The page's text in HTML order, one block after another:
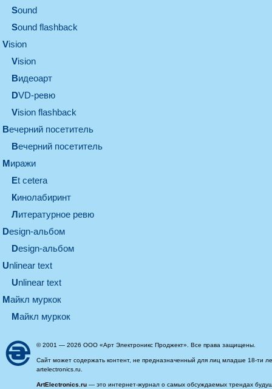
sound
Sound flashback
vision
vision
видеоарт
DVD-ревю
Vision flashback
вечерний посетитель
вечерний посетитель
миражи
et cetera
кинолабиринт
литературное ревю
design-альбом
design-альбом
unlinear text
Unlinear text
майкл муркок
майкл муркок
© 2001 — 2026 ООО «Арт Электроникс Проджект». Все права защищены.
Сайт может содержать контент, не предназначенный для лиц младше 18-ти
artelectronics.ru.
ArtElectronics.ru — это интернет-журнал о самых обсуждаемых трендах